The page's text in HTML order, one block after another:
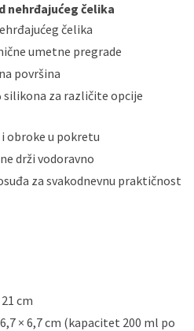
nehrđajućeg čelika
čelika
umetne pregrade
površina
silikona za različite opcije
obroke u pokretu
drži vodoravno
za svakodnevnu praktičnost
cm
× 6,7 cm (kapacitet 200 ml po